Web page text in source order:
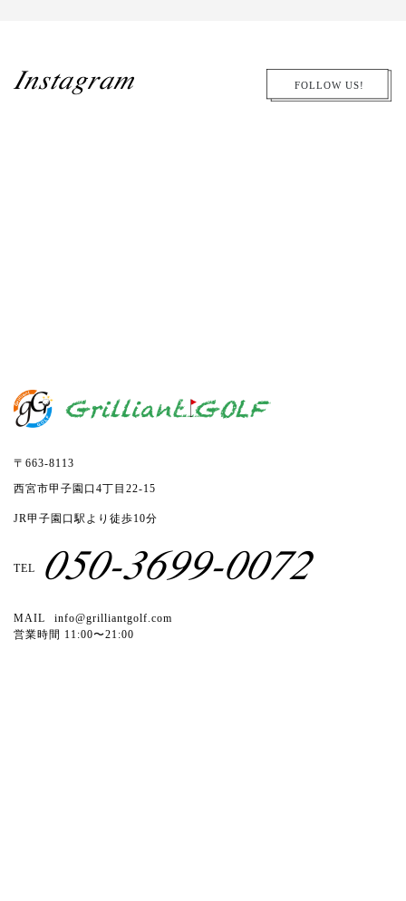
Instagram FOLLOW US!
〒663-8113
西宮市甲子園口4丁目22-15
JR甲子園口駅より徒歩10分
TEL 050-3699-0072
MAIL
info@grilliantgolf.com
営業時間 11:00〜21:00